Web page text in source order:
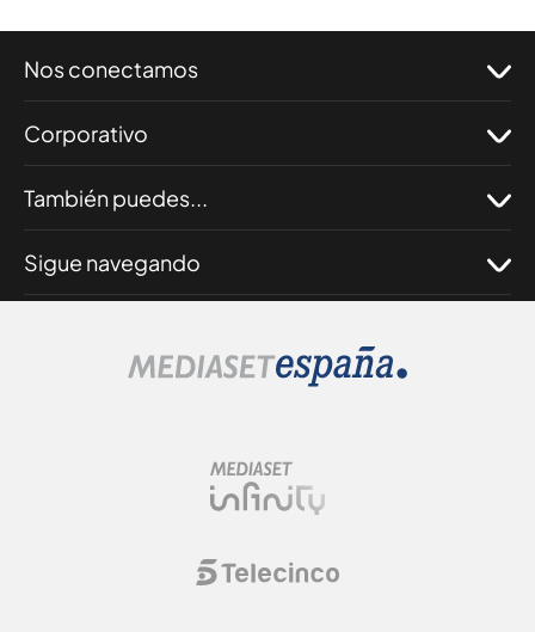
Nos conectamos
Corporativo
También puedes...
Sigue navegando